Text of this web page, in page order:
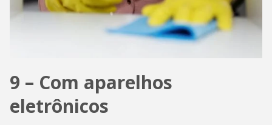
9 – Com aparelhos
eletrônicos